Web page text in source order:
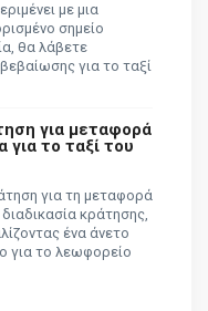
με μια
σημείο
θα λάβετε
για το ταξί
για μεταφορά
το ταξί του
για τη μεταφορά
κράτησης,
ένα άνετο
για το λεωφορείο